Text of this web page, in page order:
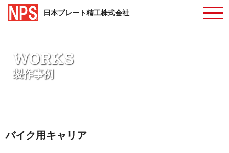
日本プレート精工株式会社
WORKS
製作事例
バイク用キャリア